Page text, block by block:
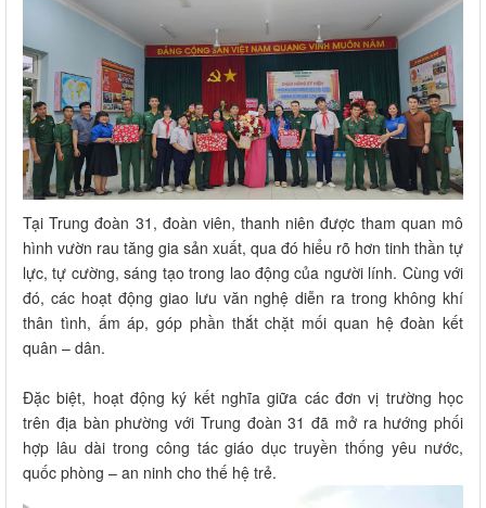
Tại Trung đoàn 31, đoàn viên, thanh niên được tham quan mô
hình vườn rau tăng gia sản xuất, qua đó hiểu rõ hơn tinh thần tự
lực, tự cường, sáng tạo trong lao động của người lính. Cùng với
đó, các hoạt động giao lưu văn nghệ diễn ra trong không khí
thân tình, ấm áp, góp phần thắt chặt mối quan hệ đoàn kết
quân – dân.
Đặc biệt, hoạt động ký kết nghĩa giữa các đơn vị trường học
trên địa bàn phường với Trung đoàn 31 đã mở ra hướng phối
hợp lâu dài trong công tác giáo dục truyền thống yêu nước,
quốc phòng – an ninh cho thế hệ trẻ.